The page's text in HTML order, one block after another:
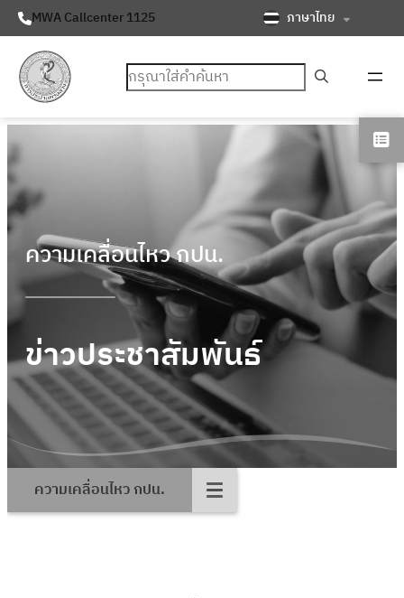
MWA Callcenter 1125 ภาษาไทย
ค้นหา
ความเคลื่อนไหว กปน.
ข่าวประชาสัมพันธ์
ความเคลื่อนไหว กปน.